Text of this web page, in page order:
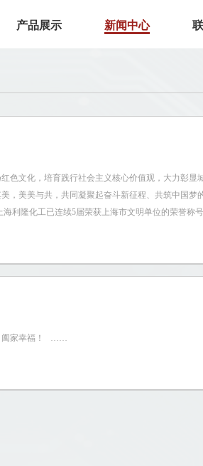
产品展示 新闻中心
色文化，培育践行社会主义核心价值观，大力彰
，美美与共，共同凝聚起奋斗新征程、共筑中国
利隆化工已连续5届荣获上海市文明单位的荣誉
阖家幸福！ ……